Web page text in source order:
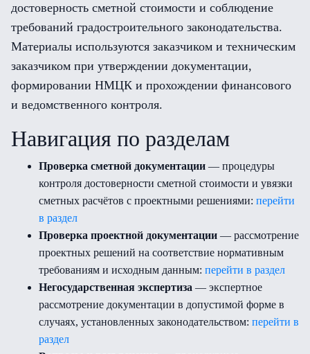
достоверность сметной стоимости и соблюдение
требований градостроительного законодательства.
Материалы используются заказчиком и техническим
заказчиком при утверждении документации,
формировании НМЦК и прохождении финансового
и ведомственного контроля.
Навигация по разделам
Проверка сметной документации — процедуры
контроля достоверности сметной стоимости и увязки
сметных расчётов с проектными решениями: перейти
в раздел
Проверка проектной документации — рассмотрение
проектных решений на соответствие нормативным
требованиям и исходным данным: перейти в раздел
Негосударственная экспертиза — экспертное
рассмотрение документации в допустимой форме в
случаях, установленных законодательством: перейти в
раздел